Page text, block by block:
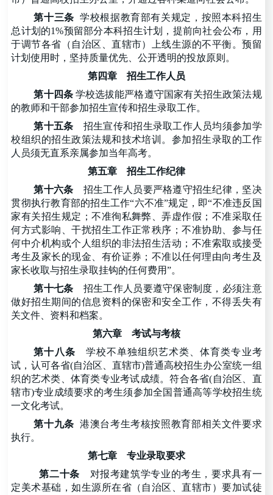
第十三条 学校根据教育部有关规定，按照本科招生
总计划的1%预留部分本科招生计划，提前向社会公布，用
于调节各省（自治区、直辖市）上线生源的不平衡。预留
计划使用时，坚持质量优先、公开透明的投放原则。
第四章招生工作人员
第十四条 学校选拔能严格遵守国家有关招生政策法规
的教师和干部参加招生宣传和招生录取工作。
第十五条 招生宣传和招生录取工作人员均须参加学
校组织的招生政策法规和技术培训。参加招生录取的工作
人员须无直系亲属参加当年高考。
第五章招生工作纪律
第十六条 招生工作人员要严格遵守招生纪律，坚决
贯彻执行教育部的招生工作“六不准”规定，即“不准违反国
家有关招生规定；不准徇私舞弊、弄虚作假；不准采取任
何方式影响、干扰招生工作正常秩序；不准协助、参与任
何中介机构或个人组织的非法招生活动；不准索取或接受
考生及家长的现金、有价证券；不准以任何理由向考生及
家长收取与招生录取挂钩的任何费用”。
第十七条 招生工作人员要遵守保密制度，必须注意
做好招生期间的信息资料的保密和安全工作，不得丢失有
关文件、资料和档案。
第六章考试与考核
第十八条 学校不单独组织艺术类、体育类专业考
试，认可各省(自治区、直辖市)普通高校招生办公室统一组
织的艺术类、体育类专业考试成绩。符合各省(自治区、直
辖市)专业成绩要求的考生须参加全国普通高等学校招生统
一文化考试。
第十九条 港澳台考生考核按照教育部相关文件要求
执行。
第七章专业录取要求
第二十条 对报考建筑学专业的考生，要求具有一
定美术基础，如生源所在省（自治区、直辖市）要加试徒